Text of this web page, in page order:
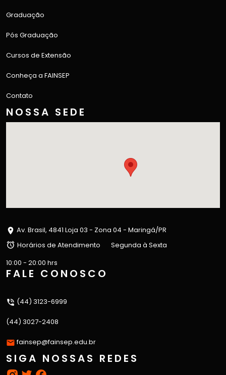
Graduação
Pós Graduação
Cursos de Extensão
Conheça a FAINSEP
Contato
NOSSA SEDE
Av. Brasil, 4841 Loja 03 - Zona 04 - Maringá/PR
Horários de Atendimento
Segunda à Sexta
10:00 - 20:00 hrs
FALE CONOSCO
(44) 3123-6999
(44) 3027-2408
fainsep@fainsep.edu.br
SIGA NOSSAS REDES